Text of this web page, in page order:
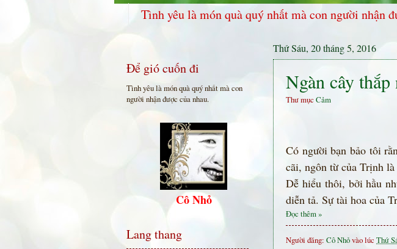
Tình yêu là món quà quý nhất mà con người nhận
Thứ Sáu, 20 tháng 5, 2016
Ngàn cây
Thư mục Cảm
Có người bạn bảo tôi
cãi, ngôn từ của Trịnh
Dễ hiểu thôi, bởi hầu
diễn tả. Sự tài hoa của
Đọc thêm »
Người đăng: Cô Nhỏvào lúc Thứ
Để gió cuốn đi
Tình yêu là món quà quý nhất mà con
người nhận được của nhau.
Cô Nhỏ
Lang thang